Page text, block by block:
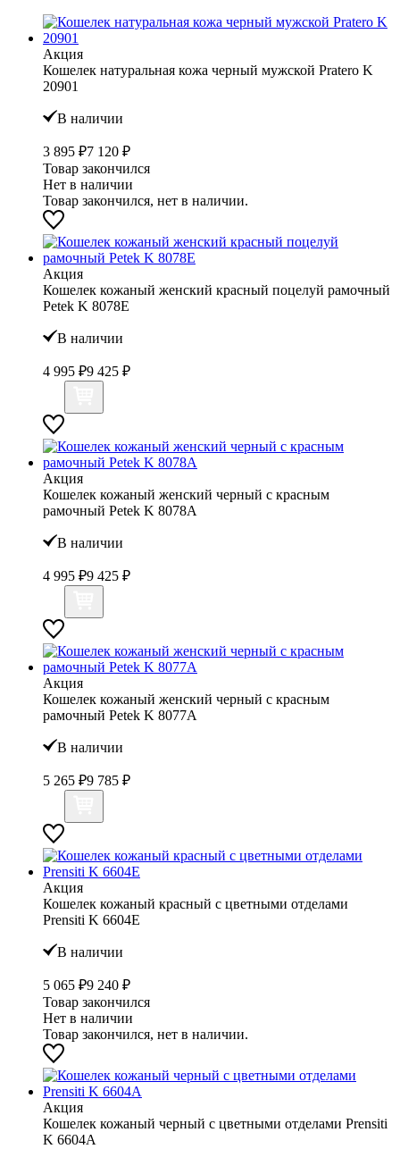
Акция
Кошелек натуральная кожа черный мужской Pratero K
20901
В наличии
3 895 ₽7 120 ₽
Товар закончился
Нет в наличии
Товар закончился, нет в наличии.
Акция
Кошелек кожаный женский красный поцелуй рамочный
Petek K 8078Е
В наличии
4 995 ₽9 425 ₽
Акция
Кошелек кожаный женский черный с красным
рамочный Petek K 8078А
В наличии
4 995 ₽9 425 ₽
Акция
Кошелек кожаный женский черный с красным
рамочный Petek K 8077А
В наличии
5 265 ₽9 785 ₽
Акция
Кошелек кожаный красный с цветными отделами
Prensiti K 6604Е
В наличии
5 065 ₽9 240 ₽
Товар закончился
Нет в наличии
Товар закончился, нет в наличии.
Акция
Кошелек кожаный черный с цветными отделами Prensiti
K 6604А